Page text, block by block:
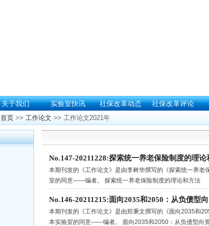
关于我们 实验室快讯 社保改革动态 社保改革评论
首页 >> 工作论文 >> 工作论文2021年
No.147-20211228:探索统一养老保险制度的理论
本期刊发的《工作论文》是由李树华撰写的《探索统一养
室的同意——编者。 探索统一养老保险制度的理论和方法
No.146-20211215:面向2035和2050：从负债型
本期刊发的《工作论文》是由郑秉文撰写的《面向2035和
本实验室的同意——编者。 面向2035和2050：从负债型向